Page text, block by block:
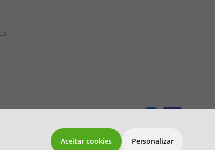
Aceitar cookies Personalizar